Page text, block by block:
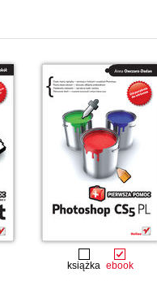
książka ebook